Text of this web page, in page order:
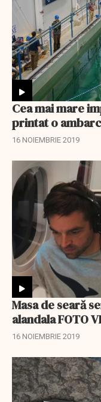
Cea mai mare
printat o
16 NOIEMBRIE 2019
Masa de seară
alandala FOTO
16 NOIEMBRIE 2019